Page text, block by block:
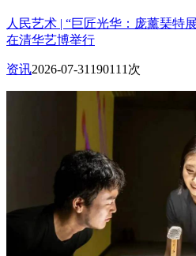
人民艺术 | “巨匠光华：庞薰琹特
在清华艺博举行
资讯2026-07-31 190111次